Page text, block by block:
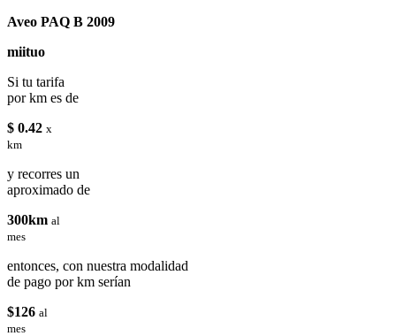
Aveo PAQ B 2009
miituo
Si tu tarifa
por km es de
$ 0.42 x
km
y recorres un
aproximado de
300km al
mes
entonces, con nuestra modalidad
de pago por km serían
$126 al
mes